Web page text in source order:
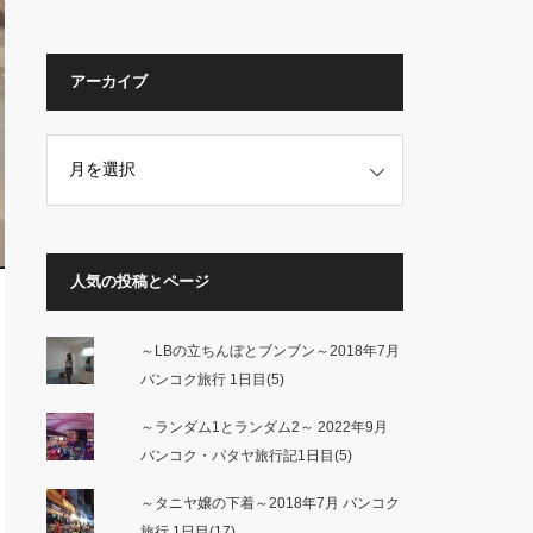
アーカイブ
人気の投稿とページ
～LBの立ちんぼとブンブン～2018年7月
バンコク旅行 1日目(5)
～ランダム1とランダム2～ 2022年9月
バンコク・パタヤ旅行記1日目(5)
～タニヤ嬢の下着～2018年7月 バンコク